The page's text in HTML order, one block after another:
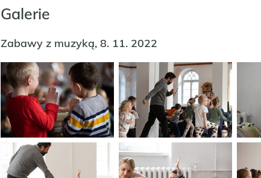
Galerie
Zabawy z muzyką, 8. 11. 2022